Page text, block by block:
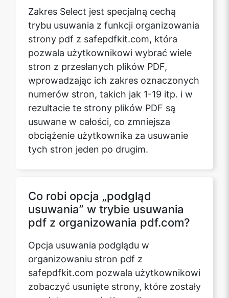
Zakres Select jest specjalną cechą
trybu usuwania z funkcji organizowania
strony pdf z safepdfkit.com, która
pozwala użytkownikowi wybrać wiele
stron z przesłanych plików PDF,
wprowadzając ich zakres oznaczonych
numerów stron, takich jak 1-19 itp. i w
rezultacie te strony plików PDF są
usuwane w całości, co zmniejsza
obciążenie użytkownika za usuwanie
tych stron jeden po drugim.
Co robi opcja „podgląd
usuwania” w trybie usuwania
pdf z organizowania pdf.com?
Opcja usuwania podglądu w
organizowaniu stron pdf z
safepdfkit.com pozwala użytkownikowi
zobaczyć usunięte strony, które zostały
usunięte przez użytkownika z